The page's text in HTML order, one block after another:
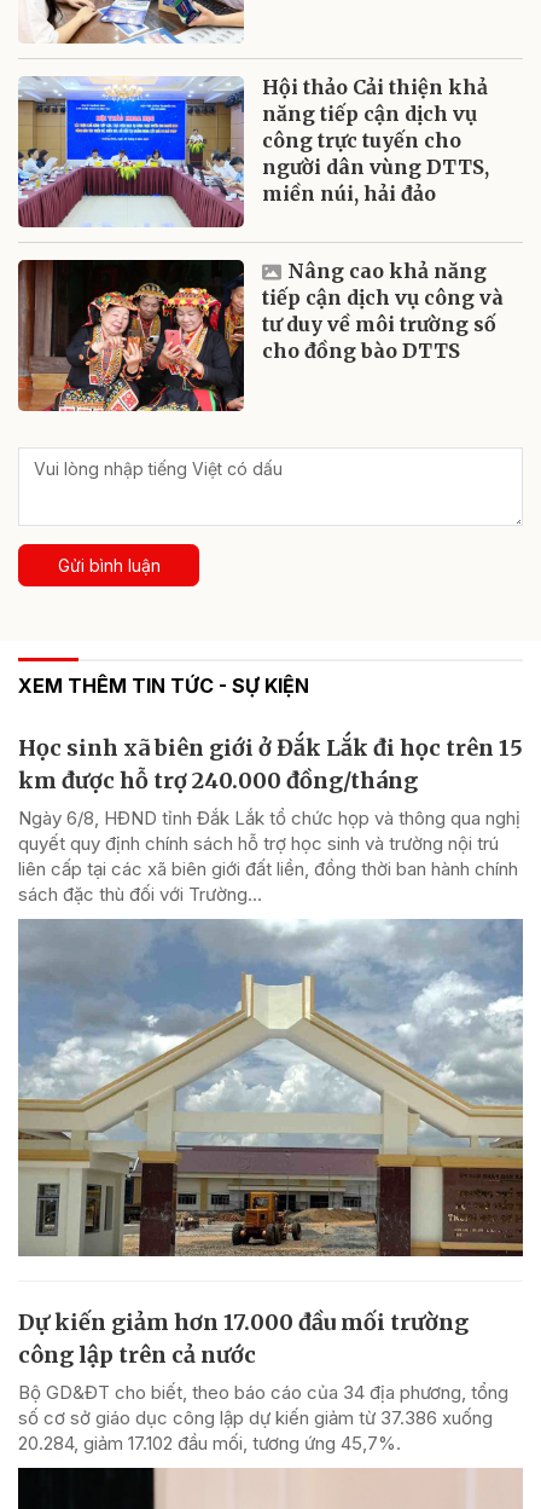
Hội thảo Cải thiện khả
năng tiếp cận dịch vụ
công trực tuyến cho
người dân vùng DTTS,
miền núi, hải đảo
Nâng cao khả năng
tiếp cận dịch vụ công và
tư duy về môi trường số
cho đồng bào DTTS
Gửi bình luận
XEM THÊM TIN TỨC - SỰ KIỆN
Học sinh xã biên giới ở Đắk Lắk đi học trên 15
km được hỗ trợ 240.000 đồng/tháng
Ngày 6/8, HĐND tỉnh Đắk Lắk tổ chức họp và thông qua nghị
quyết quy định chính sách hỗ trợ học sinh và trường nội trú
liên cấp tại các xã biên giới đất liền, đồng thời ban hành chính
sách đặc thù đối với Trường...
Dự kiến giảm hơn 17.000 đầu mối trường
công lập trên cả nước
Bộ GD&ĐT cho biết, theo báo cáo của 34 địa phương, tổng
số cơ sở giáo dục công lập dự kiến giảm từ 37.386 xuống
20.284, giảm 17.102 đầu mối, tương ứng 45,7%.